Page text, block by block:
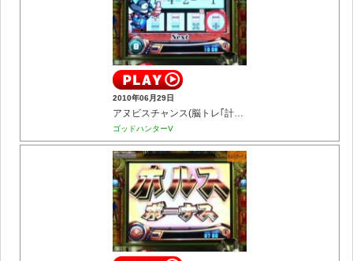
2010年06月29日
アヌビスチャンス(脳トレ｢計算力｣)
ゴッドハンターV